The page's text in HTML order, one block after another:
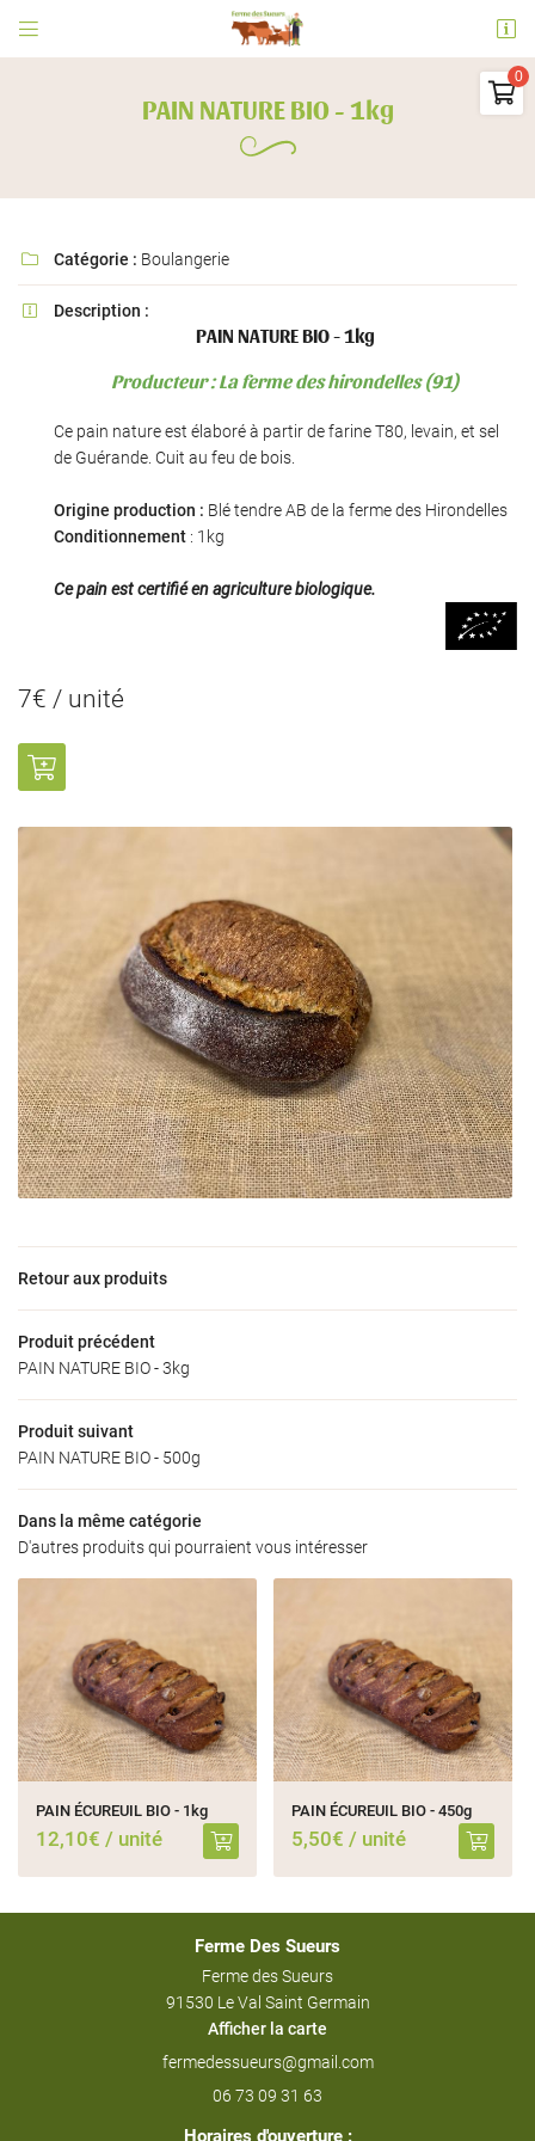

Accueil
produits
locaux
Actualités
Contact

Une
Restez
06 73 09 31 63

Il n'y a aucun produit dans votre panier
l'adresse email indiqué ci-dessus. Vous pouvez vous désinscrire à tout moment en
utilisant
le formulaire de désinscription
INSCRIPTION
PAIN NATURE BIO - 1kg
 Catégorie : Boulangerie
 Description :
PAIN NATURE BIO - 1kg
Producteur : La ferme des hirondelles (91)
Ce pain nature est élaboré à partir de farine T80, levain, et sel
de Guérande. Cuit au feu de bois.
Origine production : Blé tendre AB de la ferme des Hirondelles
Conditionnement : 1kg
Ce pain est certifié en agriculture biologique.
7€ / unité
Retour aux produits
Produit précédent
PAIN NATURE BIO - 3kg
Produit suivant
PAIN NATURE BIO - 500g
Dans la même catégorie
D'autres produits qui pourraient vous intéresser
PAIN ÉCUREUIL BIO - 1kg
12,10€ / unité
PAIN ÉCUREUIL BIO - 450g
5,50€ / unité
Ferme Des Sueurs
Ferme des Sueurs
91530 Le Val Saint Germain
Afficher la carte
06 73 09 31 63
Horaires d'ouverture :